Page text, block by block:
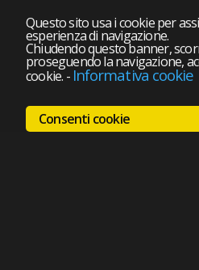
Questo sito usa i cookie per
esperienza di navigazione.
Chiudendo questo banner,
proseguendo la navigazione,
cookie. - Informativa cookie
Consenti cookie